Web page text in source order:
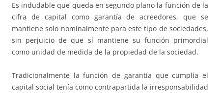
Es indudable que queda en segundo plano la función de la
cifra de capital como garantía de acreedores, que se
mantiene solo nominalmente para este tipo de sociedades,
sin perjuicio de que sí mantiene su función primordial
como unidad de medida de la propiedad de la sociedad.
Tradicionalmente la función de garantía que cumplía el
capital social tenía como contrapartida la irresponsabilidad